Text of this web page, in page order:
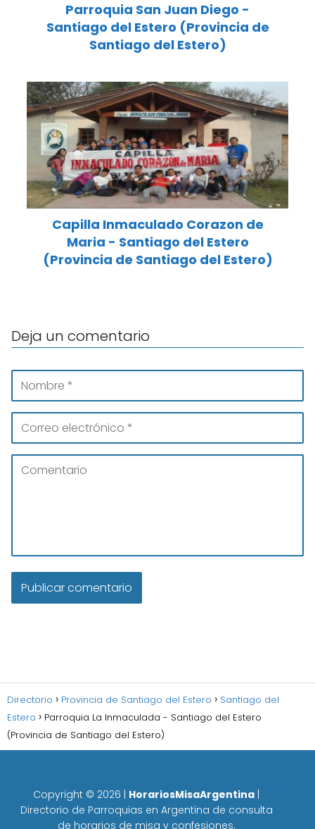
Parroquia San Juan Diego -
Santiago del Estero (Provincia de
Santiago del Estero)
Capilla Inmaculado Corazon de
Maria - Santiago del Estero
(Provincia de Santiago del Estero)
Deja un comentario
Directorio Provincia de Santiago del Estero
Santiago del
Estero
Parroquia La Inmaculada - Santiago del Estero
(Provincia de Santiago del Estero)
Copyright © 2026 HorariosMisaArgentina
Directorio de Parroquias en Argentina de consulta
de horarios de misa y confesiones.